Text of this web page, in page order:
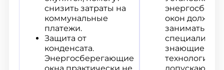
снизить затраты на
коммунальные
платежи.
Защита от
конденсата.
Энергосберегающие
окон должны
заниматься
специалисты,
знающие
технологии и